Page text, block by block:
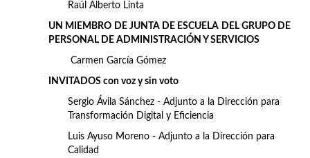
Raúl Alberto Linta
UN MIEMBRO DE JUNTA DE ESCUELA DEL GRUPO DE
PERSONAL DE ADMINISTRACIÓN Y SERVICIOS
Carmen García Gómez
INVITADOS con voz y sin voto
Sergio Ávila Sánchez - Adjunto a la Dirección para
Transformación Digital y Eficiencia
Luis Ayuso Moreno - Adjunto a la Dirección para
Calidad